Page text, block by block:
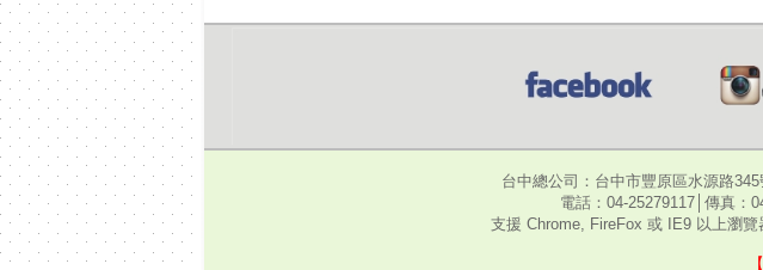
台中總公司：台中市豐原區水源路
電話：04-25279117│傳真：
支援 Chrome, FireFox 或 IE9 以上瀏覽